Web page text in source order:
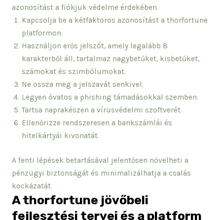
azonosítást a fiókjuk védelme érdekében.
Kapcsolja be a kétfaktoros azonosítást a thorfortune
platformon.
Használjon erős jelszót, amely legalább 8
karakterből áll, tartalmaz nagybetűket, kisbetűket,
számokat és szimbólumokat.
Ne ossza meg a jelszavát senkivel.
Legyen óvatos a phishing támadásokkal szemben.
Tartsa naprakészen a vírusvédelmi szoftverét.
Ellenőrizze rendszeresen a bankszámlái és
hitelkártyái kivonatát.
A fenti lépések betartásával jelentősen növelheti a
pénzügyi biztonságát és minimalizálhatja a csalás
kockázatát.
A thorfortune jövőbeli
fejlesztési tervei és a platform